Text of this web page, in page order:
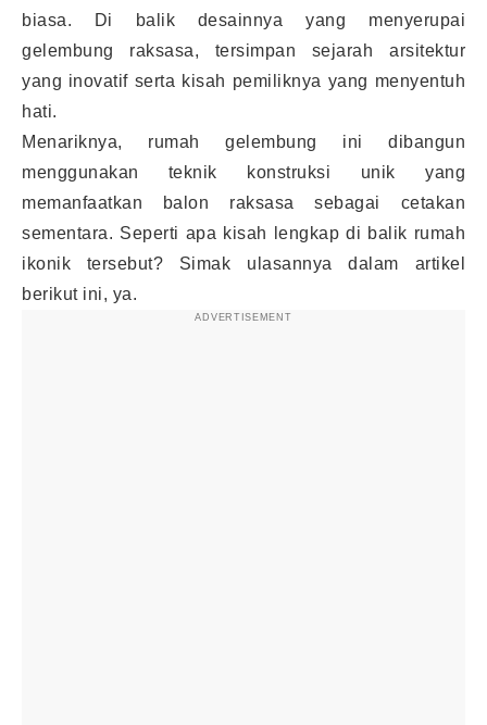
biasa. Di balik desainnya yang menyerupai
gelembung raksasa, tersimpan sejarah arsitektur
yang inovatif serta kisah pemiliknya yang menyentuh
hati.
Menariknya, rumah gelembung ini dibangun
menggunakan teknik konstruksi unik yang
memanfaatkan balon raksasa sebagai cetakan
sementara. Seperti apa kisah lengkap di balik rumah
ikonik tersebut? Simak ulasannya dalam artikel
berikut ini, ya.
ADVERTISEMENT